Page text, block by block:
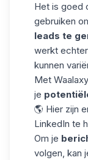
Het is goed
gebruiken
leads te
werkt
kunnen
Met
je
🌎 Hier zijn
LinkedIn te
Om je
volgen, kan